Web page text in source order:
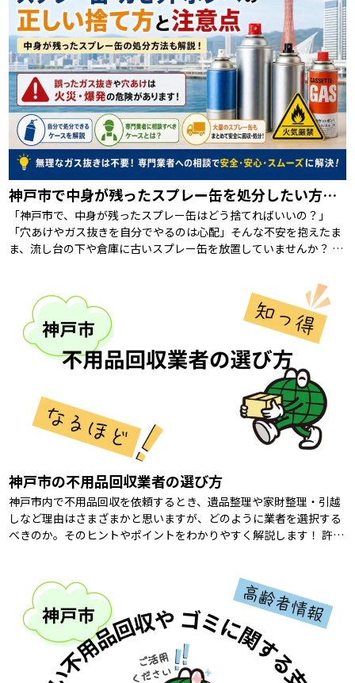
神戸市で中身が残ったスプレー缶を処分したい方へ｜回収相談の前に知るべき注意点
「神戸市で、中身が残ったスプレー缶はどう捨てればいいの？」
「穴あけやガス抜きを自分でやるのは心配」そんな不安を抱えたま
ま、流し台の下や倉庫に古いスプレー缶を放置していませんか？ 結
神戸市の不用品回収業者の選び方
神戸市内で不用品回収を依頼するとき、遺品整理や家財整理・引越
しなど理由はさまざまかと思いますが、どのように業者を選択する
べきのか。そのヒントやポイントをわかりやすく解説します！ 許可